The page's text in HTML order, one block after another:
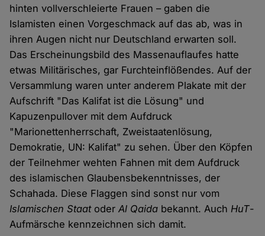
hinten vollverschleierte Frauen – gaben die
Islamisten einen Vorgeschmack auf das ab, was in
ihren Augen nicht nur Deutschland erwarten soll.
Das Erscheinungsbild des Massenauflaufes hatte
etwas Militärisches, gar Furchteinflößendes. Auf der
Versammlung waren unter anderem Plakate mit der
Aufschrift "Das Kalifat ist die Lösung" und
Kapuzenpullover mit dem Aufdruck
"Marionettenherrschaft, Zweistaatenlösung,
Demokratie, UN: Kalifat" zu sehen. Über den Köpfen
der Teilnehmer wehten Fahnen mit dem Aufdruck
des islamischen Glaubensbekenntnisses, der
Schahada. Diese Flaggen sind sonst nur vom
Islamischen Staat oderAl Qaida bekannt. AuchHuT-
Aufmärsche kennzeichnen sich damit.